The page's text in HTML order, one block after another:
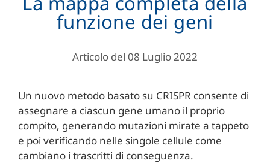
funzione dei geni
Articolo del 08 Luglio 2022
Un nuovo metodo basato su CRISPR consente di
assegnare a ciascun gene umano il proprio
compito, generando mutazioni mirate a tappeto
e poi verificando nelle singole cellule come
cambiano i trascritti di conseguenza.